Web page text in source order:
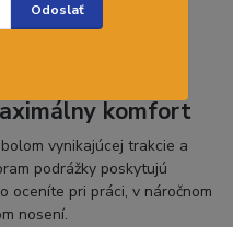
komfort
vynikajúcej trakcie a
podrážky poskytujú
oceníte pri práci, v náročnom
nosení.
Odoslať